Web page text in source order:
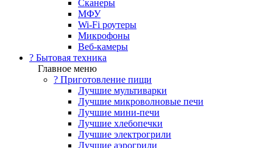
Сканеры
МФУ
Wi-Fi роутеры
Микрофоны
Веб-камеры
? Бытовая техника
Главное меню
? Приготовление пищи
Лучшие мультиварки
Лучшие микроволновые печи
Лучшие мини-печи
Лучшие хлебопечки
Лучшие электрогрили
Лучшие аэрогрили